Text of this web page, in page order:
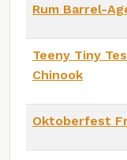
Rum Barrel-
Teeny Tiny
Chinook
Oktoberfest